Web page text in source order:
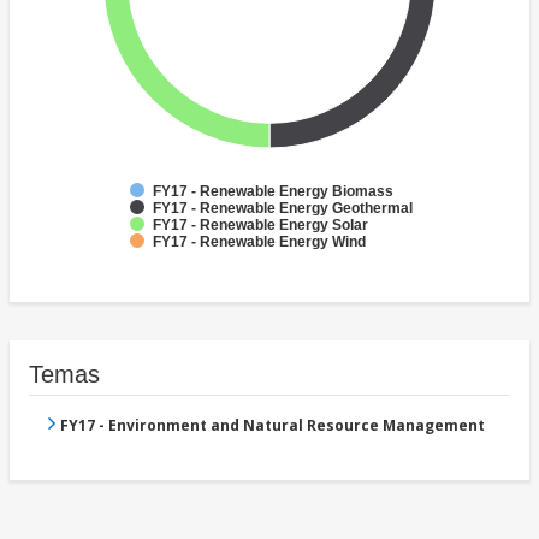
FY17 - Renewable Energy Biomass
FY17 - Renewable Energy Geothermal
FY17 - Renewable Energy Solar
FY17 - Renewable Energy Wind
Temas
FY17 - Environment and Natural Resource Management